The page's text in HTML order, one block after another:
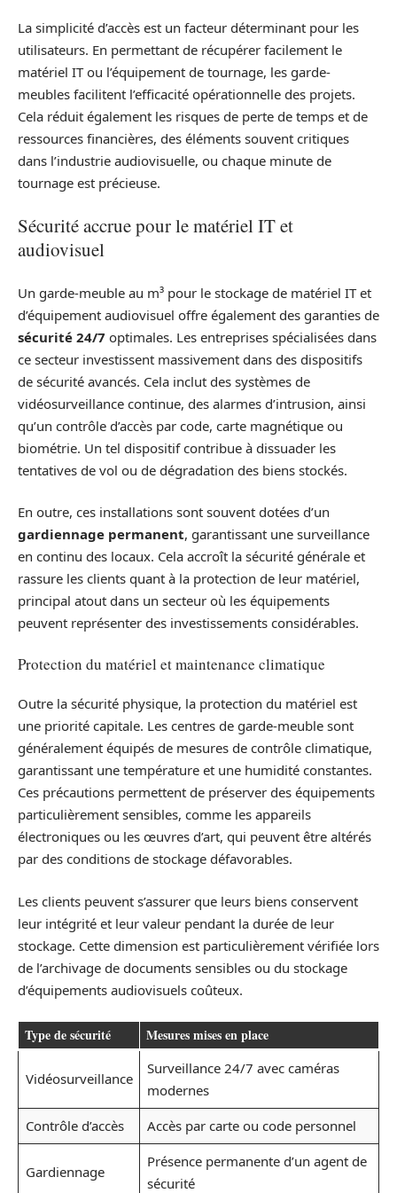
La simplicité d’accès est un facteur déterminant pour les
utilisateurs. En permettant de récupérer facilement le
matériel IT ou l’équipement de tournage, les garde-
meubles facilitent l’efficacité opérationnelle des projets.
Cela réduit également les risques de perte de temps et de
ressources financières, des éléments souvent critiques
dans l’industrie audiovisuelle, ou chaque minute de
tournage est précieuse.
Sécurité accrue pour le matériel IT et
audiovisuel
Un garde-meuble au m³ pour le stockage de matériel IT et
d’équipement audiovisuel offre également des garanties de
sécurité 24/7 optimales. Les entreprises spécialisées dans
ce secteur investissent massivement dans des dispositifs
de sécurité avancés. Cela inclut des systèmes de
vidéosurveillance continue, des alarmes d’intrusion, ainsi
qu’un contrôle d’accès par code, carte magnétique ou
biométrie. Un tel dispositif contribue à dissuader les
tentatives de vol ou de dégradation des biens stockés.
En outre, ces installations sont souvent dotées d’un
gardiennage permanent, garantissant une surveillance
en continu des locaux. Cela accroît la sécurité générale et
rassure les clients quant à la protection de leur matériel,
principal atout dans un secteur où les équipements
peuvent représenter des investissements considérables.
Protection du matériel et maintenance climatique
Outre la sécurité physique, la protection du matériel est
une priorité capitale. Les centres de garde-meuble sont
généralement équipés de mesures de contrôle climatique,
garantissant une température et une humidité constantes.
Ces précautions permettent de préserver des équipements
particulièrement sensibles, comme les appareils
électroniques ou les œuvres d’art, qui peuvent être altérés
par des conditions de stockage défavorables.
Les clients peuvent s’assurer que leurs biens conservent
leur intégrité et leur valeur pendant la durée de leur
stockage. Cette dimension est particulièrement vérifiée lors
de l’archivage de documents sensibles ou du stockage
d’équipements audiovisuels coûteux.
Type de sécurité Mesures mises en place
Vidéosurveillance
Surveillance 24/7 avec caméras
modernes
Contrôle d’accès
Accès par carte ou code personnel
Gardiennage
Présence permanente d’un agent de
sécurité